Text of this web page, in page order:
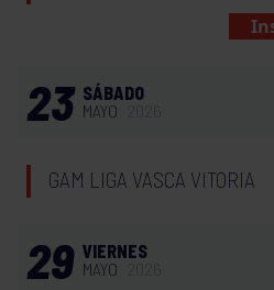
23 SÁBADO
MAYO
GAM LIGA VASCA VITORIA
29 VIERNES
MAYO